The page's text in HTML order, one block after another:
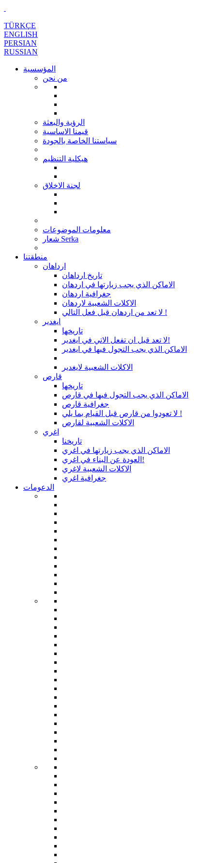
TÜRKÇE
ENGLISH
PERSIAN
RUSSIAN
المؤسسية
من نحن
الرؤية والبعثة
قيمنا الاساسية
سياستنا الخاصة بالجودة
هيكلية التنظيم
لجنة الاخلاق
معلومات الموضوعات
شعار Serka
منطقتنا
ارداهان
تاريخ ارداهان
الاماكن الذي يجب زيارتها في اردهان
جغرافية اردهان
الاكلات الشعبية لاردهان
لا تعد من اردهان قبل فعل التالي !
ايغدير
تاريخها
لا تعد قبل ان تفعل الاتي في ايغدير!
الاماكن الذي يجب التجول فيها في ايغدير
الاكلات الشعبية لايغدير
قارص
تاريخها
الاماكن الذي يجب التجول فيها في قارص
جغرافية قارص
لا تعودوا من قارص قبل القيام بما يلي !
الاكلات الشعبية لقارص
اغري
تاريخنا
الاماكن الذي يجب زيارتها في اغري
العودة عن البناء في اغري!
الاكلات الشعبية لاغري
جغرافية اغري
الدعومات